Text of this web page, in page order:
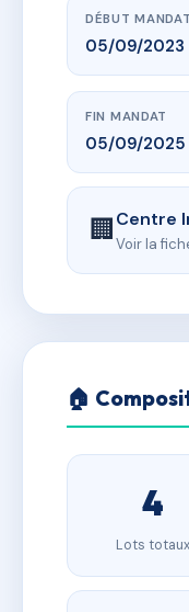
DÉBUT MANDAT
05/09/2023
FIN MANDAT
05/09/2025
🏢Centre
Voir la
🏠
4
Lots totaux